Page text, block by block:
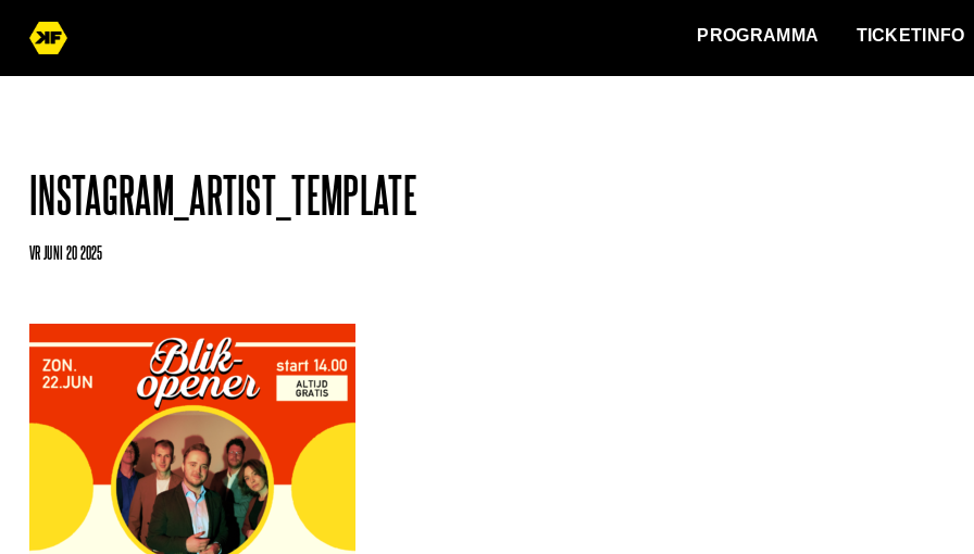
PROGRAMMA TICKETINFO
INSTAGRAM_ARTIST_TEMPLATE
VR JUNI 20 2025